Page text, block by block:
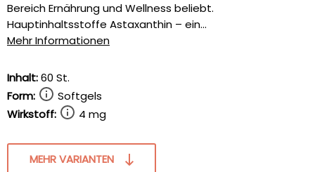
Bereich Ernährung und Wellness beliebt.
Hauptinhaltsstoffe Astaxanthin – ein...
Mehr Informationen
Inhalt:60 St.
Form:
Softgels
Wirkstoff:
4 mg
MEHR VARIANTEN